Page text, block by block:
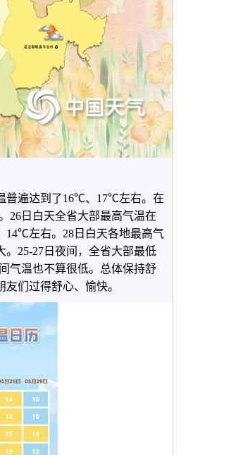
普遍达到了16℃、17℃左右。在
26日白天全省大部最高气温在
左右。28日白天各地最高气
25-27日夜间，全省大部最低
气温也不算很低。总体保持舒
们过得舒心、愉快。